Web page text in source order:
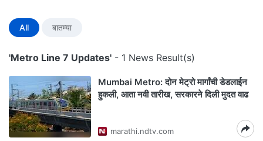
All बातम्या
'Metro Line 7 Updates' - 1 News Result(s)
Mumbai Metro: दोन मेट्रो मार्गांची डेडलाईन
हुकली, आता नवी तारीख, सरकारने दिली मुदत वाढ
marathi.ndtv.com